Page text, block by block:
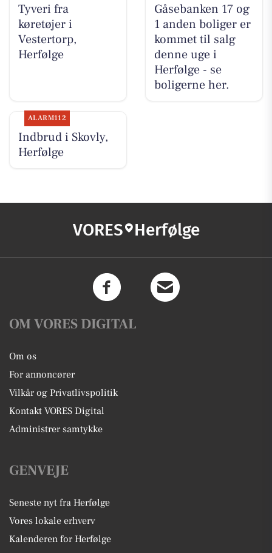
Tyveri fra
køretøjer i
Vestertorp,
Herfølge
Gåsebanken 17 og
1 anden boliger er
kommet til salg
denne uge i
Herfølge - se
boligerne her.
ALARM112
Indbrud i Skovly,
Herfølge
VORES Herfølge
OM VORES DIGITAL
Om os
For annoncører
Vilkår og Privatlivspolitik
Kontakt VORES Digital
Administrer samtykke
GENVEJE
Seneste nyt fra Herfølge
Vores lokale erhverv
Kalenderen for Herfølge